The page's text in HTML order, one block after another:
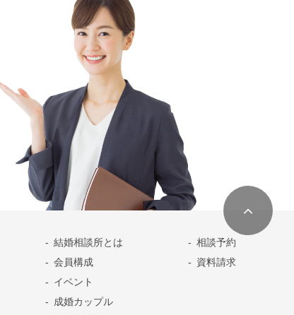
結婚相談所とは
会員構成
イベント
成婚カップル
相談予約
資料請求